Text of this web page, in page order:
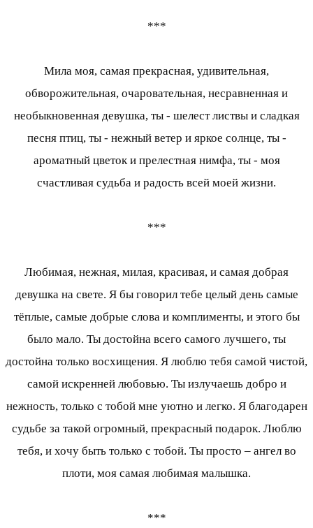
***
Мила моя, самая прекрасная, удивительная,
обворожительная, очаровательная, несравненная и
необыкновенная девушка, ты - шелест листвы и сладкая
песня птиц, ты - нежный ветер и яркое солнце, ты -
ароматный цветок и прелестная нимфа, ты - моя
счастливая судьба и радость всей моей жизни.
***
Любимая, нежная, милая, красивая, и самая добрая
девушка на свете. Я бы говорил тебе целый день самые
тёплые, самые добрые слова и комплименты, и этого бы
было мало. Ты достойна всего самого лучшего, ты
достойна только восхищения. Я люблю тебя самой чистой,
самой искренней любовью. Ты излучаешь добро и
нежность, только с тобой мне уютно и легко. Я благодарен
судьбе за такой огромный, прекрасный подарок. Люблю
тебя, и хочу быть только с тобой. Ты просто – ангел во
плоти, моя самая любимая малышка.
***